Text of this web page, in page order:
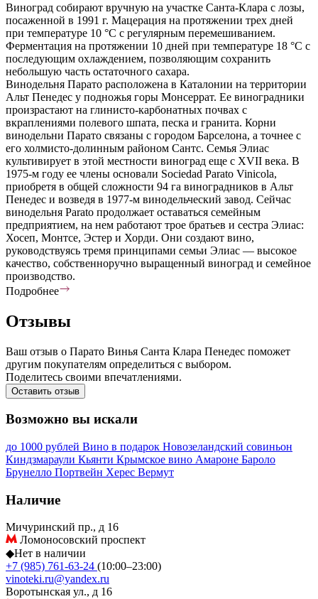
Виноград собирают вручную на участке Санта-Клара с лозы,
посаженной в 1991 г. Мацерация на протяжении трех дней
при температуре 10 °C с регулярным перемешиванием.
Ферментация на протяжении 10 дней при температуре 18 °C с
последующим охлаждением, позволяющим сохранить
небольшую часть остаточного сахара.
Винодельня Парато расположена в Каталонии на территории
Альт Пенедес у подножья горы Монсеррат. Ее виноградники
произрастают на глинисто-карбонатных почвах с
вкраплениями полевого шпата, песка и гранита. Корни
винодельни Парато связаны с городом Барселона, а точнее с
его холмисто-долинным районом Сантс. Семья Элиас
культивирует в этой местности виноград еще с XVII века. В
1975-м году ее члены основали Sociedad Parato Vinicola,
приобретя в общей сложности 94 га виноградников в Альт
Пенедес и возведя в 1977-м винодельческий завод. Сейчас
винодельня Parato продолжает оставаться семейным
предприятием, на нем работают трое братьев и сестра Элиас:
Хосеп, Монтсе, Эстер и Хорди. Они создают вино,
руководствуясь тремя принципами семьи Элиас — высокое
качество, собственноручно выращенный виноград и семейное
производство.
Подробнее
Отзывы
Ваш отзыв о Парато Винья Санта Клара Пенедес поможет
другим покупателям определиться с выбором.
Поделитесь своими впечатлениями.
Оставить отзыв
Возможно вы искали
до 1000 рублей Вино в подарок Новозеландский совиньон
Киндзмараули Кьянти Крымское вино Амароне Бароло
Брунелло Портвейн Херес Вермут
Наличие
Мичуринский пр., д 16
Ломоносовский проспект
◆Нет в наличии
+7 (985) 761-63-24 (10:00–23:00)
vinoteki.ru@yandex.ru
Воротынская ул., д 16